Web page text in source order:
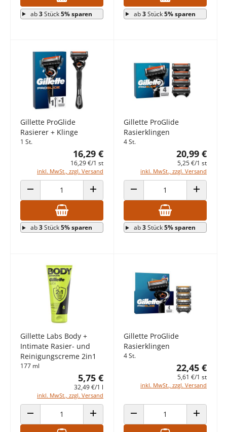
ab3Stück5% sparen ab3Stück5% sparen
Gillette ProGlide
Rasierer + Klinge
1 St.
16,29 €
16,29 €/1 st
inkl. MwSt., zzgl. Versand
ANZAHL VERRINGERN ANZAHL ERHÖHEN
ab3Stück5% sparen
Gillette ProGlide
Rasierklingen
4 St.
20,99 €
5,25 €/1 st
inkl. MwSt., zzgl. Versand
ANZAHL VERRINGERN ANZAHL
ab3Stück5% sparen
Gillette Labs Body +
Intimate Rasier- und
Reinigungscreme 2in1
177 ml
5,75 €
32,49 €/1 l
inkl. MwSt., zzgl. Versand
ANZAHL VERRINGERN ANZAHL ERHÖHEN
Gillette ProGlide
Rasierklingen
4 St.
22,45 €
5,61 €/1 st
inkl. MwSt., zzgl. Versand
ANZAHL VERRINGERN ANZAHL